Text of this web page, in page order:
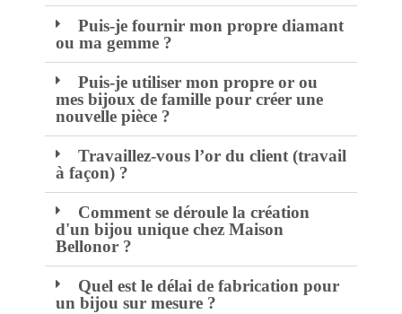
Puis-je fournir mon propre diamant
ou ma gemme ?
Puis-je utiliser mon propre or ou
mes bijoux de famille pour créer une
nouvelle pièce ?
Travaillez-vous l’or du client (travail
à façon) ?
Comment se déroule la création
d'un bijou unique chez Maison
Bellonor ?
Quel est le délai de fabrication pour
un bijou sur mesure ?